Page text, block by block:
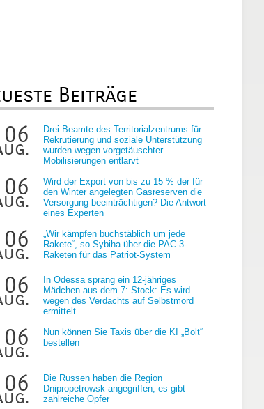
Beiträge
06
Drei Beamte des Territorialzentrums für
Rekrutierung und soziale Unterstützung
wurden wegen vorgetäuschter
Mobilisierungen entlarvt
06
Wird der Export von bis zu 15 % der für
den Winter angelegten Gasreserven die
Versorgung beeinträchtigen? Die Antwort
eines Experten
06
„Wir kämpfen buchstäblich um jede
Rakete“, so Sybiha über die PAC-3-
Raketen für das Patriot-System
06
In Odessa sprang ein 12-jähriges
Mädchen aus dem 7: Stock: Es wird
wegen des Verdachts auf Selbstmord
ermittelt
06
Nun können Sie Taxis über die KI „Bolt“
bestellen
06
Die Russen haben die Region
Dnipropetrowsk angegriffen, es gibt
zahlreiche Opfer